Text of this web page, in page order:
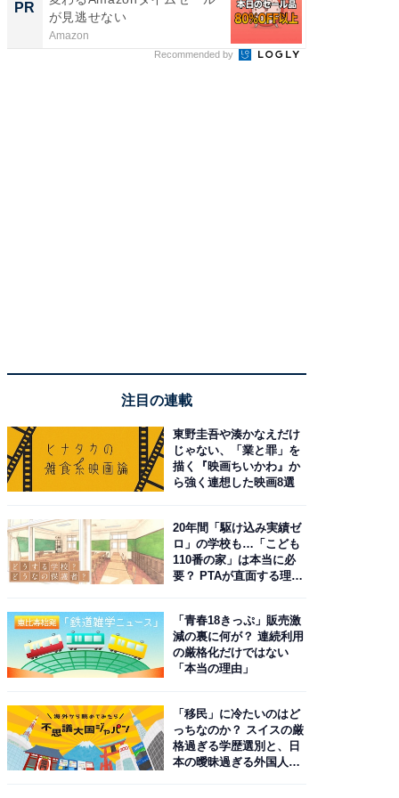
PR
が見逃せない
Amazon
Recommended by
注目の連載
東野圭吾や湊かなえだけ
じゃない、「業と罪」を
描く『映画ちいかわ』か
ら強く連想した映画8選
20年間「駆け込み実績ゼ
ロ」の学校も…「こども
110番の家」は本当に必
要？ PTAが直面する理想
「青春18きっぷ」販売激
減の裏に何が？ 連続利用
の厳格化だけではない
「本当の理由」
「移民」に冷たいのはど
っちなのか？ スイスの厳
格過ぎる学歴選別と、日
本の曖昧過ぎる外国人政